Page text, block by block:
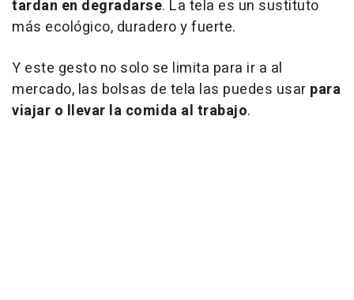
tardan en degradarse. La tela es un sustituto
más ecológico, duradero y fuerte.
Y este gesto no solo se limita para ir a al
mercado, las bolsas de tela las puedes usar para
viajar o llevar la comida al trabajo.